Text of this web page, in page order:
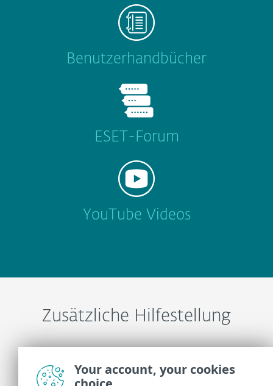
Benutzerhandbücher
ESET-Forum
YouTube Videos
Zusätzliche Hilfestellung
ESET-Support kontaktieren
Your account, your cookies